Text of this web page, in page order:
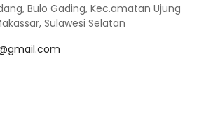
Bulo Gading, Kec.amatan Ujung
Sulawesi Selatan